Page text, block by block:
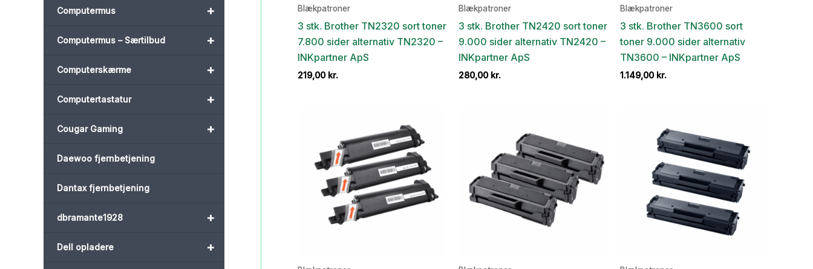
+
Computermus
+
Computermus – Særtilbud
+
Computerskærme
+
Computertastatur
+
Cougar Gaming
Daewoo fjernbetjening
Dantax fjernbetjening
+
dbramante1928
+
Dell opladere
Blækpatroner
3 stk. Brother TN2320 sort toner
7.800 sider alternativ TN2320 –
INKpartner ApS
219,00 kr.
Blækpatroner
3 stk. Brother TN2420 sort toner
9.000 sider alternativ TN2420 –
INKpartner ApS
280,00 kr.
Blækpatroner
3 stk. Brother TN3600 sort
toner 9.000 sider alternativ
TN3600 – INKpartner ApS
1.149,00 kr.